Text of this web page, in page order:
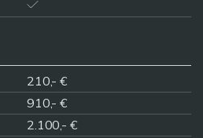
210,- €
910,- €
2.100,- €